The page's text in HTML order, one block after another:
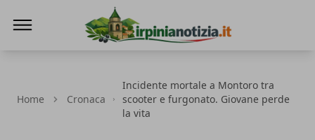
Home Cronaca
Incidente mortale a Montoro tra
scooter e furgonato. Giovane perde
la vita